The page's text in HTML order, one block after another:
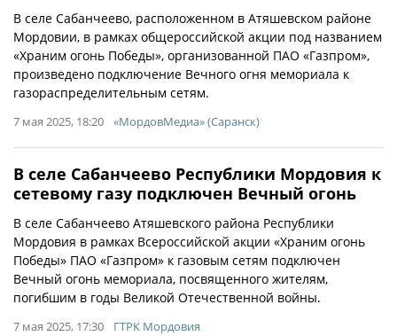
В селе Сабанчеево, расположенном в Атяшевском районе
Мордовии, в рамках общероссийской акции под названием
«Храним огонь Победы», организованной ПАО «Газпром»,
произведено подключение Вечного огня мемориала к
газораспределительным сетям.
7 мая 2025, 18:20 «МордовМедиа» (Саранск)
В селе Сабанчеево Республики Мордовия к
сетевому газу подключен Вечный огонь
В селе Сабанчеево Атяшевского района Республики
Мордовия в рамках Всероссийской акции «Храним огонь
Победы» ПАО «Газпром» к газовым сетям подключен
Вечный огонь мемориала, посвященного жителям,
погибшим в годы Великой Отечественной войны.
7 мая 2025, 17:30 ГТРК Мордовия